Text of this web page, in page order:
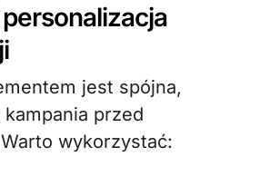
jest spójna,
kampania przed
wykorzystać: